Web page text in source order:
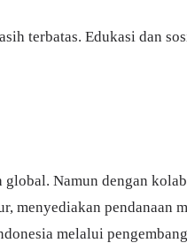
terbatas. Edukasi dan
Namun dengan
pendanaan
melalui